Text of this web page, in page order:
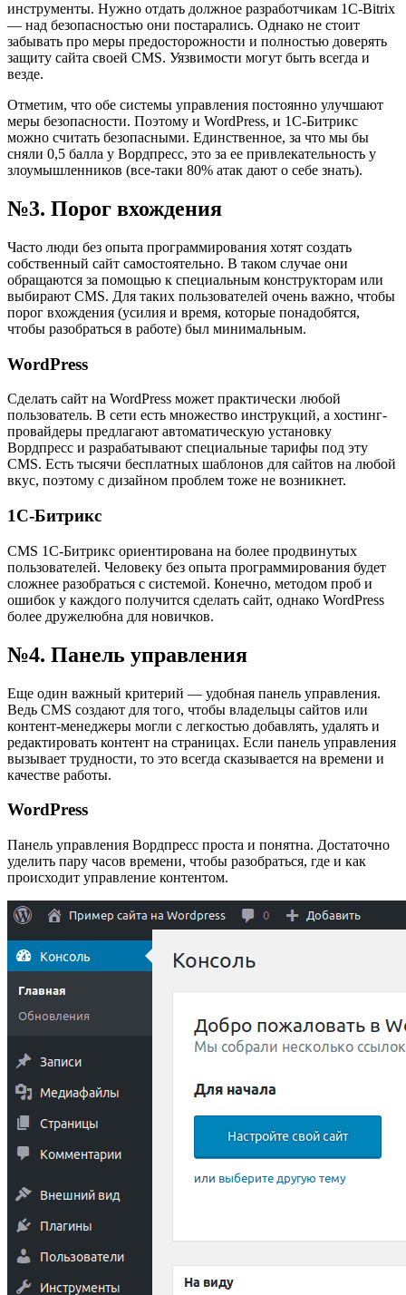
инструменты. Нужно отдать должное разработчикам 1C-Bitrix
— над безопасностью они постарались. Однако не стоит
забывать про меры предосторожности и полностью доверять
защиту сайта своей CMS. Уязвимости могут быть всегда и
везде.
Отметим, что обе системы управления постоянно улучшают
меры безопасности. Поэтому и WordPress, и 1С-Битрикс
можно считать безопасными. Единственное, за что мы бы
сняли 0,5 балла у Вордпресс, это за ее привлекательность у
злоумышленников (все-таки 80% атак дают о себе знать).
№3. Порог вхождения
Часто люди без опыта программирования хотят создать
собственный сайт самостоятельно. В таком случае они
обращаются за помощью к специальным конструкторам или
выбирают CMS. Для таких пользователей очень важно, чтобы
порог вхождения (усилия и время, которые понадобятся,
чтобы разобраться в работе) был минимальным.
WordPress
Сделать сайт на WordPress может практически любой
пользователь. В сети есть множество инструкций, а хостинг-
провайдеры предлагают автоматическую установку
Вордпресс и разрабатывают специальные тарифы под эту
CMS. Есть тысячи бесплатных шаблонов для сайтов на любой
вкус, поэтому с дизайном проблем тоже не возникнет.
1С-Битрикс
CMS 1С-Битрикс ориентирована на более продвинутых
пользователей. Человеку без опыта программирования будет
сложнее разобраться с системой. Конечно, методом проб и
ошибок у каждого получится сделать сайт, однако WordPress
более дружелюбна для новичков.
№4. Панель управления
Еще один важный критерий — удобная панель управления.
Ведь CMS создают для того, чтобы владельцы сайтов или
контент-менеджеры могли с легкостью добавлять, удалять и
редактировать контент на страницах. Если панель управления
вызывает трудности, то это всегда сказывается на времени и
качестве работы.
WordPress
Панель управления Вордпресс проста и понятна. Достаточно
уделить пару часов времени, чтобы разобраться, где и как
происходит управление контентом.